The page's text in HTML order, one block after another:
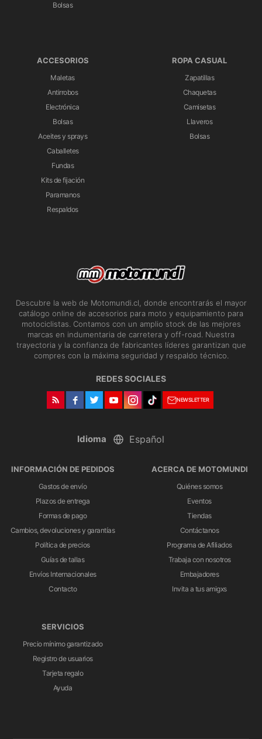
Bolsas
ACCESORIOS
Maletas
Antirrobos
Electrónica
Bolsas
Aceites y sprays
Caballetes
Fundas
Kits de fijación
Paramanos
Respaldos
ROPA CASUAL
Zapatillas
Chaquetas
Camisetas
Llaveros
Bolsas
Descubre la web de Motomundi.cl, donde encontrarás el mayor
catálogo online de accesorios para moto y equipamiento para
motociclistas. Contamos con un amplio stock de las mejores
marcas en indumentaria de carretera y off-road. Nuestra
trayectoria y la confianza de fabricantes líderes garantizan que
compres con la máxima seguridad y respaldo técnico.
REDES SOCIALES
NEWSLETTER
Idioma
INFORMACIÓN DE PEDIDOS
Gastos de envío
Plazos de entrega
Formas de pago
Cambios, devoluciones y garantías
Política de precios
Guías de tallas
Envíos Internacionales
Contacto
ACERCA DE MOTOMUNDI
Quiénes somos
Eventos
Tiendas
Contáctanos
Programa de Afiliados
Trabaja con nosotros
Embajadores
Invita a tus amigxs
SERVICIOS
Precio mínimo garantizado
Registro de usuarios
Tarjeta regalo
Ayuda